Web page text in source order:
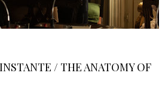
/ THE ANATOMY OF